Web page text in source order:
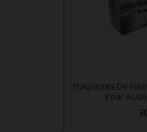
Plaquettes De
Pour